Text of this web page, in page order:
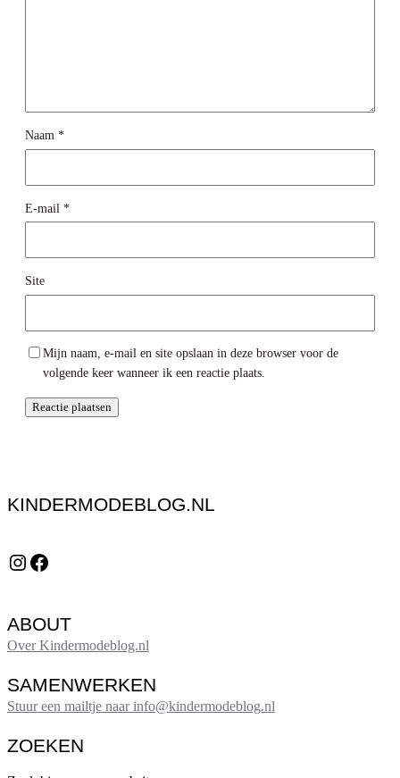
Naam *
E-mail *
Site
Mijn naam, e-mail en site opslaan in deze browser voor de
volgende keer wanneer ik een reactie plaats.
KINDERMODEBLOG.NL
Instagram Facebook
ABOUT
Over Kindermodeblog.nl
SAMENWERKEN
Stuur een mailtje naar info@kindermodeblog.nl
ZOEKEN